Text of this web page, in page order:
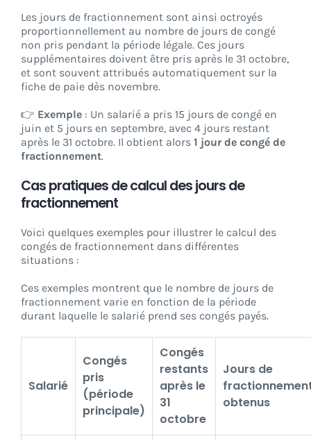
Les jours de fractionnement sont ainsi octroyés
proportionnellement au nombre de jours de congé
non pris pendant la période légale. Ces jours
supplémentaires doivent être pris après le 31 octobre,
et sont souvent attribués automatiquement sur la
fiche de paie dès novembre.
👉 Exemple : Un salarié a pris 15 jours de congé en
juin et 5 jours en septembre, avec 4 jours restant
après le 31 octobre. Il obtient alors 1 jour de congé de
fractionnement.
Cas pratiques de calcul des jours de
fractionnement
Voici quelques exemples pour illustrer le calcul des
congés de fractionnement dans différentes
situations :
Ces exemples montrent que le nombre de jours de
fractionnement varie en fonction de la période
durant laquelle le salarié prend ses congés payés.
Salarié
Congés
pris
(période
principale)
Congés
restants
après le
31
octobre
Jours de
obtenus